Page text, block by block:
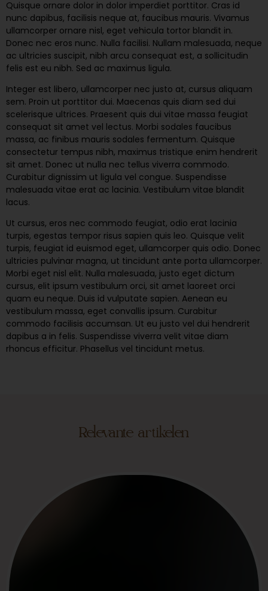
Quisque ornare dolor in dolor imperdiet porttitor. Cras id
nunc dapibus, facilisis neque at, faucibus mauris. Vivamus
ullamcorper ornare nisl, eget vehicula tortor blandit in.
Donec nec eros nunc. Nulla facilisi. Nullam malesuada, neque
ac ultricies suscipit, nibh arcu consequat est, a sollicitudin
felis est eu nibh. Sed ac maximus ligula.
Integer est libero, ullamcorper nec justo at, cursus aliquam
sem. Proin ut porttitor dui. Maecenas quis diam sed dui
scelerisque ultrices. Praesent quis dui vitae massa feugiat
consequat sit amet vel lectus. Morbi sodales faucibus
massa, ac finibus mauris sodales fermentum. Quisque
consectetur tempus nibh, maximus tristique enim hendrerit
sit amet. Donec ut nulla nec tellus viverra commodo.
Curabitur dignissim ut ligula vel congue. Suspendisse
malesuada vitae erat ac lacinia. Vestibulum vitae blandit
lacus.
Ut cursus, eros nec commodo feugiat, odio erat lacinia
turpis, egestas tempor risus sapien quis leo. Quisque velit
turpis, feugiat id euismod eget, ullamcorper quis odio. Donec
ultricies pulvinar magna, ut tincidunt ante porta ullamcorper.
Morbi eget nisl elit. Nulla malesuada, justo eget dictum
cursus, elit ipsum vestibulum orci, sit amet laoreet orci
quam eu neque. Duis id vulputate sapien. Aenean eu
vestibulum massa, eget convallis ipsum. Curabitur
commodo facilisis accumsan. Ut eu justo vel dui hendrerit
dapibus a in felis. Suspendisse viverra velit vitae diam
rhoncus efficitur. Phasellus vel tincidunt metus.
Relevante artikelen